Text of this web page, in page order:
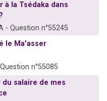
à la Tsédaka dans
- Question n°55245
le Ma'asser
n°55085
salaire de mes